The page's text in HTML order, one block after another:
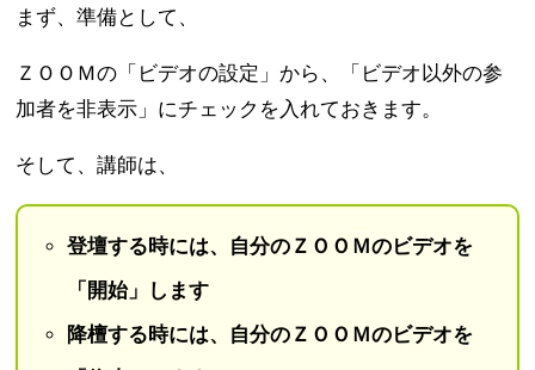
まず、準備として、
ＺＯＯＭの「ビデオの設定」から、「ビデオ以外の参
加者を非表示」にチェックを入れておきます。
そして、講師は、
登壇する時には、自分のＺＯＯＭのビデオを
「開始」します
降檀する時には、自分のＺＯＯＭのビデオを